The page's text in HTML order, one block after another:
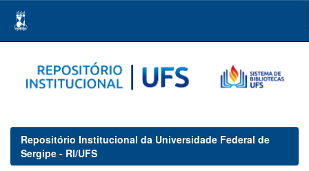
navigation
Repositório Institucional da Universidade Federal de
Sergipe - RI/UFS